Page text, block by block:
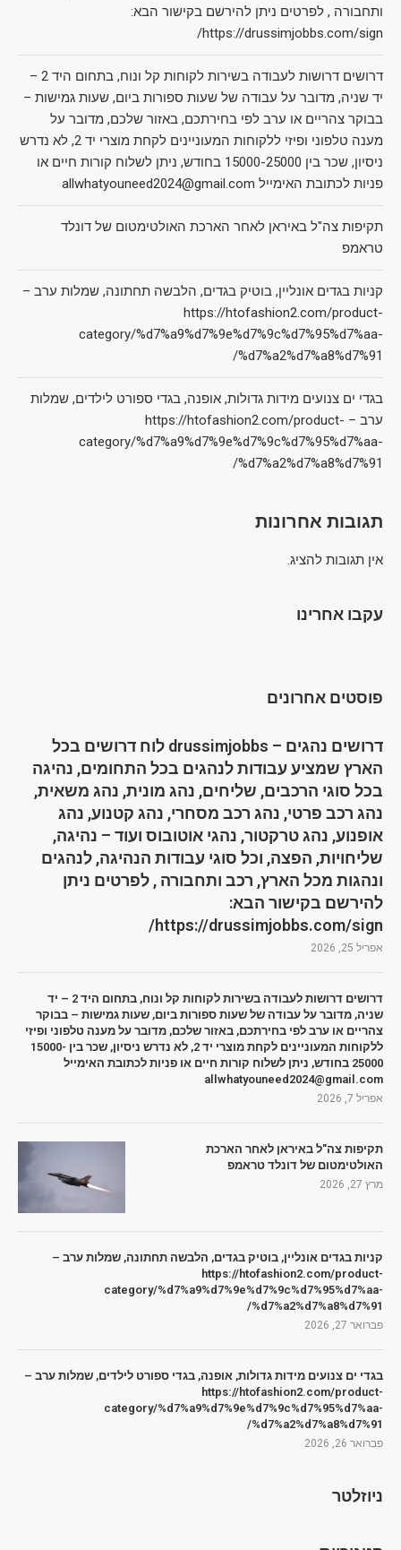
ותחבורה , לפרטים ניתן להירשם בקישור הבא:
https://drussimjobbs.com/sign/
דרושים דרושות לעבודה בשירות לקוחות קל ונוח, בתחום היד 2 –
יד שניה, מדובר על עבודה של שעות ספורות ביום, שעות גמישות –
בבוקר צהריים או ערב לפי בחירתכם, באזור שלכם, מדובר על
מענה טלפוני ופיזי ללקוחות המעוניינים לקחת מוצרי יד 2, לא נדרש
ניסיון, שכר בין 15000-25000 בחודש, ניתן לשלוח קורות חיים או
פניות לכתובת האימייל allwhatyouneed2024@gmail.com
תקיפות צה"ל באיראן לאחר הארכת האולטימטום של דונלד
טראמפ
קניות בגדים אונליין, בוטיק בגדים, הלבשה תחתונה, שמלות ערב –
https://htofashion2.com/product-
category/%d7%a9%d7%9e%d7%9c%d7%95%d7%aa-
%d7%a2%d7%a8%d7%91/
בגדי ים צנועים מידות גדולות, אופנה, בגדי ספורט לילדים, שמלות
ערב – https://htofashion2.com/product-
category/%d7%a9%d7%9e%d7%9c%d7%95%d7%aa-
%d7%a2%d7%a8%d7%91/
תגובות אחרונות
אין תגובות להציג.
עקבו אחרינו
פוסטים אחרונים
דרושים נהגים – drussimjobbs לוח דרושים בכל
הארץ שמציע עבודות לנהגים בכל התחומים, נהיגה
בכל סוגי הרכבים, שליחים, נהג מונית, נהג משאית,
נהג רכב פרטי, נהג רכב מסחרי, נהג קטנוע, נהג
אופנוע, נהג טרקטור, נהגי אוטובוס ועוד – נהיגה,
שליחויות, הפצה, וכל סוגי עבודות הנהיגה, לנהגים
ונהגות מכל הארץ, רכב ותחבורה , לפרטים ניתן
להירשם בקישור הבא:
https://drussimjobbs.com/sign/
אפריל 25, 2026
דרושים דרושות לעבודה בשירות לקוחות קל ונוח, בתחום היד 2 – יד
שניה, מדובר על עבודה של שעות ספורות ביום, שעות גמישות – בבוקר
צהריים או ערב לפי בחירתכם, באזור שלכם, מדובר על מענה טלפוני ופיזי
ללקוחות המעוניינים לקחת מוצרי יד 2, לא נדרש ניסיון, שכר בין 15000-
25000 בחודש, ניתן לשלוח קורות חיים או פניות לכתובת האימייל
allwhatyouneed2024@gmail.com
אפריל 7, 2026
תקיפות צה"ל באיראן לאחר הארכת
האולטימטום של דונלד טראמפ
מרץ 27, 2026
קניות בגדים אונליין, בוטיק בגדים, הלבשה תחתונה, שמלות ערב –
https://htofashion2.com/product-
category/%d7%a9%d7%9e%d7%9c%d7%95%d7%aa-
%d7%a2%d7%a8%d7%91/
פברואר 27, 2026
בגדי ים צנועים מידות גדולות, אופנה, בגדי ספורט לילדים, שמלות ערב –
https://htofashion2.com/product-
category/%d7%a9%d7%9e%d7%9c%d7%95%d7%aa-
%d7%a2%d7%a8%d7%91/
פברואר 26, 2026
ניוזלטר